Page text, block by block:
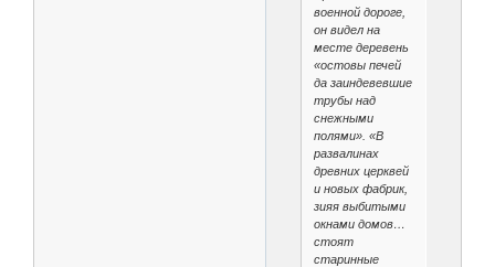
военной дороге,
он видел на
месте деревень
«остовы печей
да заиндевевшие
трубы над
снежными
полями». «В
развалинах
древних церквей
и новых фабрик,
зияя выбитыми
окнами домов…
стоят
старинные